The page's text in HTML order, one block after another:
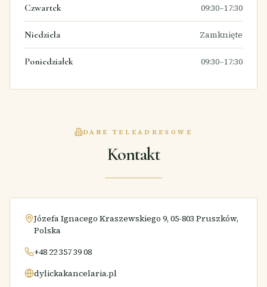
Czwartek 09:30–17:30
Niedziela Zamknięte
Poniedziałek 09:30–17:30
DANE TELEADRESOWE
Kontakt
Józefa Ignacego Kraszewskiego 9, 05-803 Pruszków,
Polska
+48 22 357 39 08
dylickakancelaria.pl